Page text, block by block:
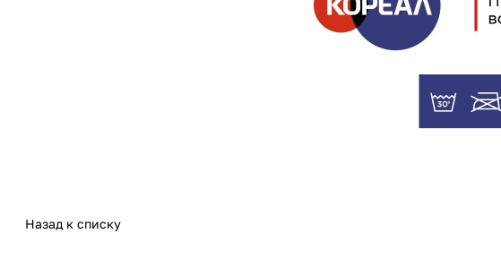
Назад к списку